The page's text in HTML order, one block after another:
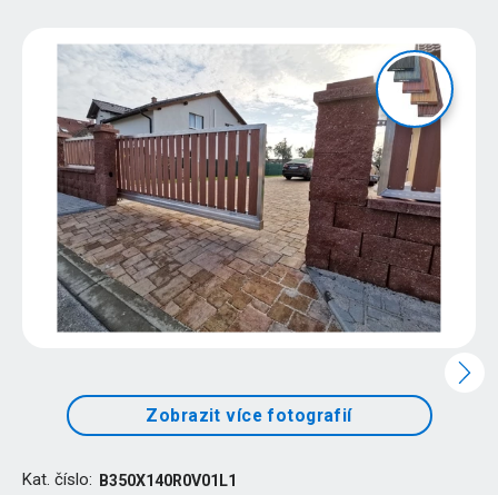
Zobrazit více fotografií
Kat. číslo: B350X140R0V01L1